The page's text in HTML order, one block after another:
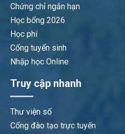
Chứng chỉ ngắn hạn
Học bổng 2026
Học phí
Cổng tuyển sinh
Nhập học Online
Truy cập nhanh
Thư viện số
Cổng đào tạo trực tuyến